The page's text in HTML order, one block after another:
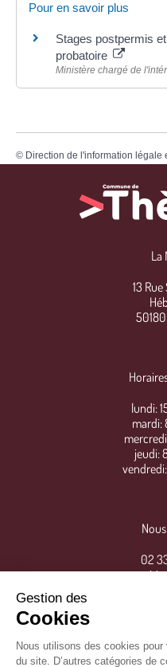
Pour en savoir plus
Stages postpermis
probatoire
Ministère chargé de
© Direction de l'information légale
13
50180
lundi:
mardi:
jeudi:
02
Gestion des
Cookies
Nous utilisons des cookies
du site. D’autres catégories de